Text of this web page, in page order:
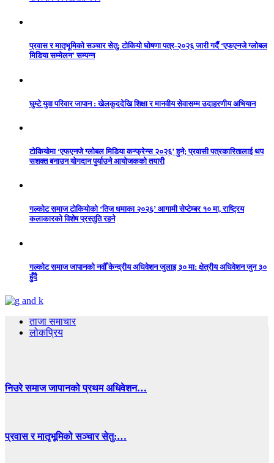
प्रवास र मातृभूमिको सञ्चार सेतु: टोकियो घोषणा पत्र-२०२६ जारी गर्दै ‘एफएनजे ग्लोबल
मिडिया सम्मेलन’ सम्पन्न
घुम्टे युवा परिवार जापान : खेलकुददेखि शिक्षा र मानवीय सेवासम्म उदाहरणीय अभियान
टोकियोमा ‘एफएनजे ग्लोबल मिडिया कन्फ्रेन्स २०२६’ हुने; प्रवासी पत्रकारितालाई थप
सशक्त बनाउन योगदान पुर्याउने आयोजकको तयारी
गल्कोट समाज टोकियोको ‘तिज धमाका २०२६’ आगामी सेप्टेम्बर १० मा, राष्ट्रिय
कलाकारको विशेष प्रस्तुति रहने
गल्कोट समाज जापानको नवौँ केन्द्रीय अधिवेशन जुलाइ ३० मा: क्षेत्रीय अधिवेशन जुन ३०
हुँदै
ताजा समाचार
लोकप्रिय
निउरे समाज जापानको प्रथम अधिवेशन…
प्रवास र मातृभूमिको सञ्चार सेतु:…